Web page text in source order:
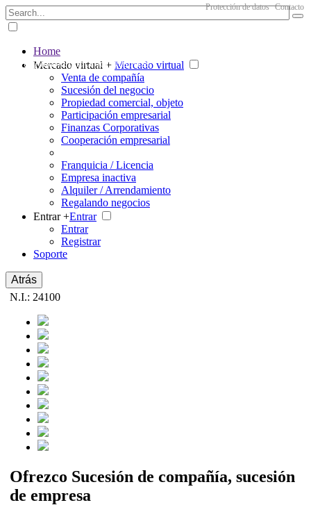
The big marketplace for business
Protección de datos Contacto
Home
Mercado virtual + Mercado virtual
Venta de compañía
Sucesión del negocio
Propiedad comercial, objeto
Participación empresarial
Finanzas Corporativas
Cooperación empresarial
Franquicia / Licencia
Empresa inactiva
Alquiler / Arrendamiento
Regalando negocios
Entrar +Entrar
Entrar
Registrar
Soporte
Atrás
N.I.: 24100
Ofrezco Sucesión de compañía, sucesión
de empresa